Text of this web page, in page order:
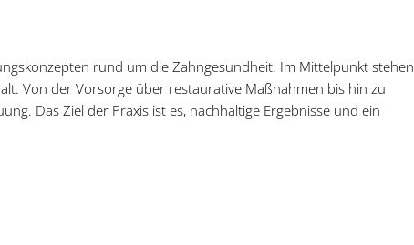
rund um die Zahngesundheit. Im Mittelpunkt stehen
Von der Vorsorge über restaurative Maßnahmen bis hin zu
Das Ziel der Praxis ist es, nachhaltige Ergebnisse und ein